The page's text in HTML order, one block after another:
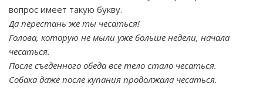
вопрос имеет такую букву.
Да перестань же ты чесаться!
Голова, которую не мыли уже больше недели, начала
чесаться.
После съеденного обеда все тело стало чесаться.
Собака даже после купания продолжала чесаться.